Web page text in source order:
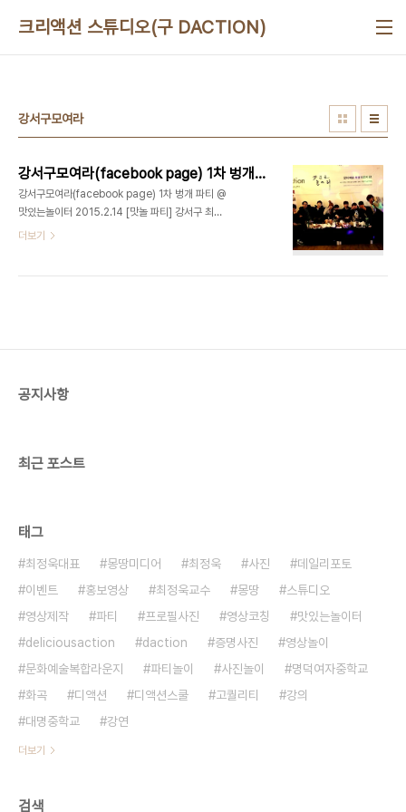
크리액션 스튜디오(구 DACTION)
강서구모여라
강서구모여라(facebook page) 1차 벙개 파티 @맛있는놀이터 2015.2.14
강서구모여라(facebook page) 1차 벙개 파티 @
맛있는놀이터 2015.2.14 [맛놀 파티] 강서구 최초
벙개 파티 대상 : 강서구모여라(facebook page)
더보기
공지사항
최근 포스트
태그
최정욱대표 몽땅미디어 최정욱 사진
데일리포토
이벤트
홍보영상 최정욱교수 몽땅
스튜디오
영상제작
파티 프로필사진 영상코칭
맛있는놀이터
deliciousaction
daction 증명사진
영상놀이
문화예술복합라운지
파티놀이 사진놀이
명덕여자중학교
화곡
디액션 디액션스쿨 고퀄리티
강의
대명중학교
강연
더보기
검색